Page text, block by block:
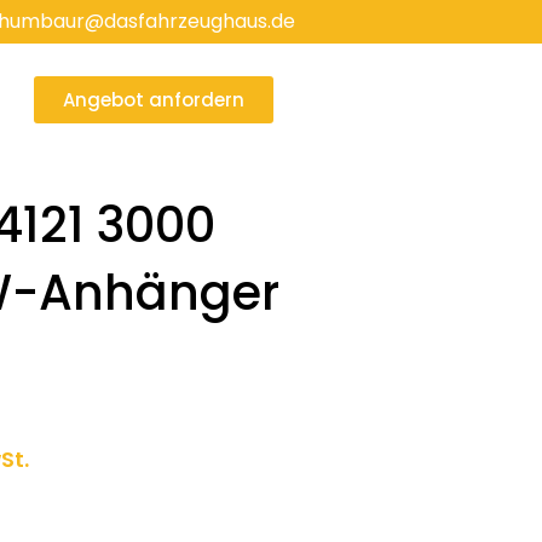
humbaur@dasfahrzeughaus.de
Angebot anfordern
3000
Anhänger